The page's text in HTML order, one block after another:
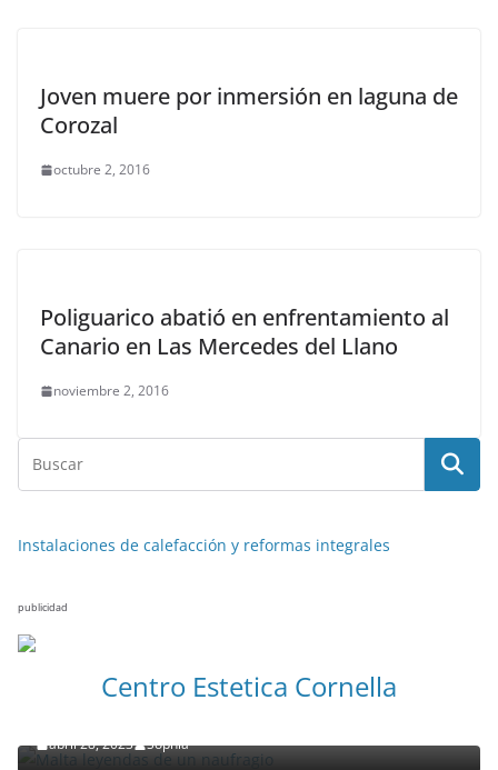
Joven muere por inmersión en laguna de
Corozal
octubre 2, 2016
Poliguarico abatió en enfrentamiento al
Canario en Las Mercedes del Llano
noviembre 2, 2016
Instalaciones de calefacción y reformas integrales
publicidad
Centro Estetica Cornella
abril 28, 2023 Sophia